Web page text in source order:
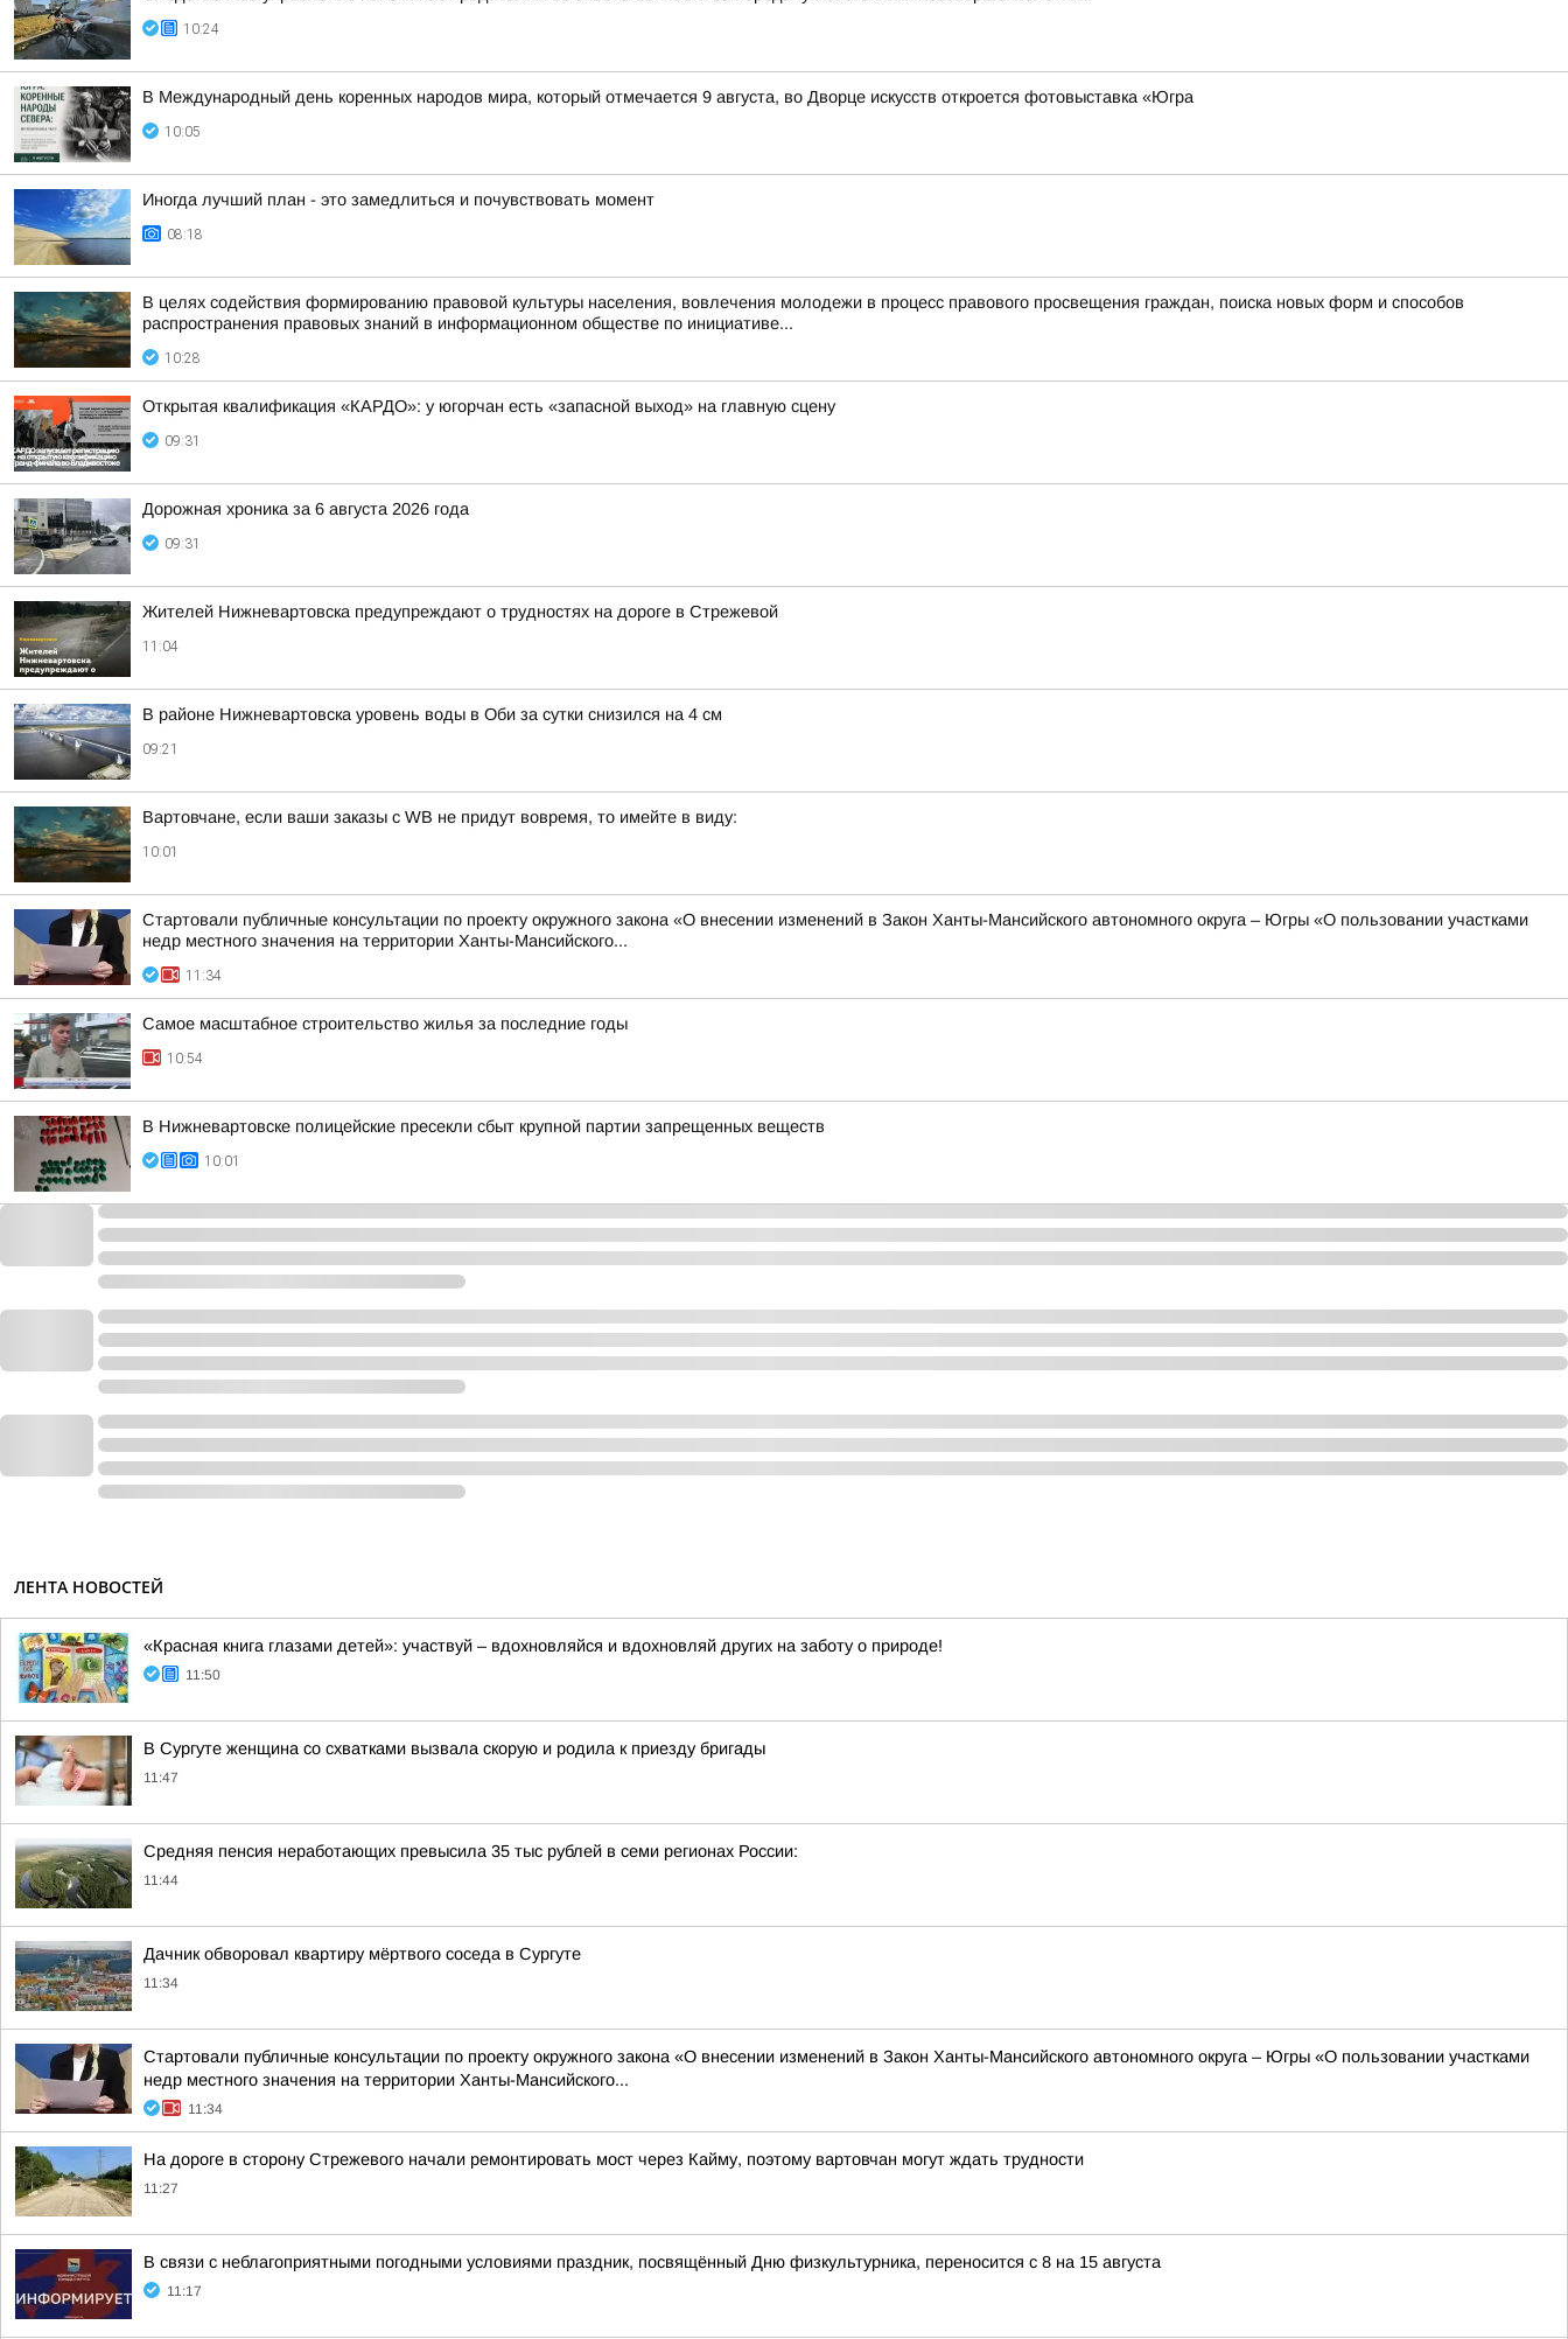
10:24
В Международный день коренных народов мира, который отмечается 9 августа, во Дворце искусств откроется фотовыставка «Югра
10:05
Иногда лучший план - это замедлиться и почувствовать момент
08:18
В целях содействия формированию правовой культуры населения, вовлечения молодежи в процесс правового просвещения граждан, поиска новых форм и способов
распространения правовых знаний в информационном обществе по инициативе...
10:28
Открытая квалификация «КАРДО»: у югорчан есть «запасной выход» на главную сцену
09:31
Дорожная хроника за 6 августа 2026 года
09:31
Жителей Нижневартовска предупреждают о трудностях на дороге в Стрежевой
11:04
В районе Нижневартовска уровень воды в Оби за сутки снизился на 4 см
09:21
Вартовчане, если ваши заказы с WB не придут вовремя, то имейте в виду:
10:01
Стартовали публичные консультации по проекту окружного закона «О внесении изменений в Закон Ханты-Мансийского автономного округа – Югры «О пользовании участками
недр местного значения на территории Ханты-Мансийского...
11:34
Самое масштабное строительство жилья за последние годы
10:54
В Нижневартовске полицейские пресекли сбыт крупной партии запрещенных веществ
10:01
ЛЕНТА НОВОСТЕЙ
«Красная книга глазами детей»: участвуй – вдохновляйся и вдохновляй других на заботу о природе!
11:50
В Сургуте женщина со схватками вызвала скорую и родила к приезду бригады
11:47
Средняя пенсия неработающих превысила 35 тыс рублей в семи регионах России:
11:44
Дачник обворовал квартиру мёртвого соседа в Сургуте
11:34
Стартовали публичные консультации по проекту окружного закона «О внесении изменений в Закон Ханты-Мансийского автономного округа – Югры «О пользовании участками
недр местного значения на территории Ханты-Мансийского...
11:34
На дороге в сторону Стрежевого начали ремонтировать мост через Кайму, поэтому вартовчан могут ждать трудности
11:27
В связи с неблагоприятными погодными условиями праздник, посвящённый Дню физкультурника, переносится с 8 на 15 августа
11:17